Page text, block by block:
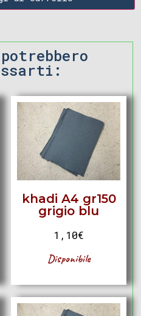
khadi A4 gr150
grigio blu
1,10€
Disponibile